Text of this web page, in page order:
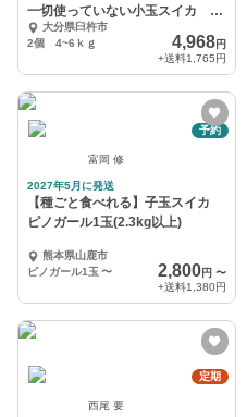
一切使っていない小玉スイカ
2.0～2.6㎏ｘ２個
大分県臼杵市
2個 4~6ｋｇ
4,968円
+送料1,765円
予約
富岡 修
2027年5月に発送
【種ごと食べれる】子玉スイカ
ピノガール1玉(2.3kg以上)
熊本県山鹿市
ピノガール1玉 〜 2,800円 〜
+送料1,380円
定期
西尾 要